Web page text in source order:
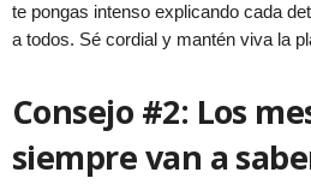
te pongas intenso explicando cada
a todos. Sé cordial y mantén viva la
Consejo #2: Los
siempre van a